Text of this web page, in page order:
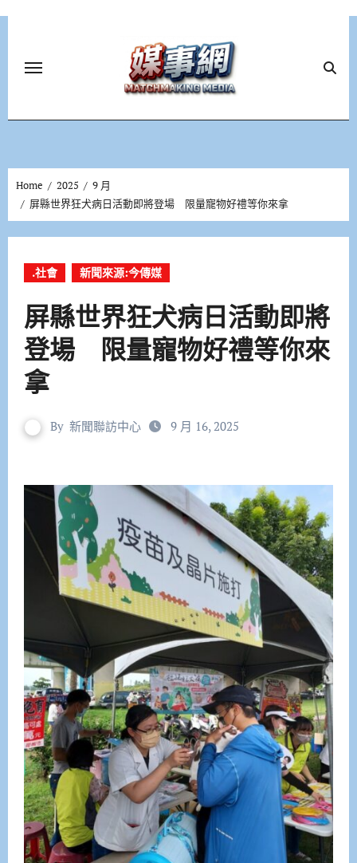
Home 2025
9 月
屏縣世界狂犬病日活動即將登場 限量寵物好禮等你來拿
.社會 新聞來源:今傳媒
屏縣世界狂犬病日活動即將
登場 限量寵物好禮等你來
拿
By 新聞聯訪中心 9 月 16, 2025